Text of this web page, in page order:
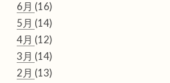
6月 (16)
5月 (14)
4月 (12)
3月 (14)
2月 (13)